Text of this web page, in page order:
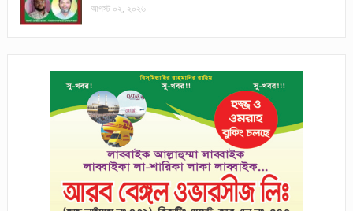
আগস্ট ০২, ২০২৬